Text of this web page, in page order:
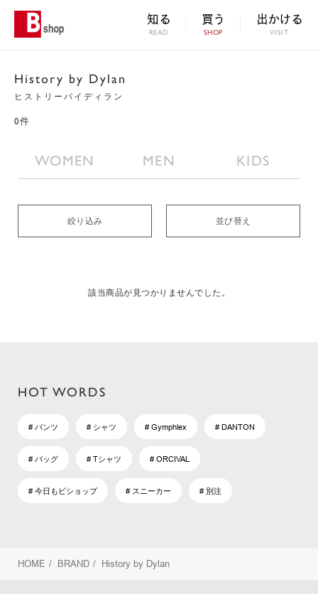
知る
READ
買う
SHOP
出かける
VISIT
History by Dylan
ヒストリーバイディラン
0件
WOMEN MEN KIDS
絞り込み 並び替え
該当商品が見つかりませんでした。
HOT WORDS
# パンツ # シャツ # Gymphlex # DANTON
# バッグ # Tシャツ # ORCIVAL
# 今日もビショップ # スニーカー # 別注
HOME / BRAND / History by Dylan